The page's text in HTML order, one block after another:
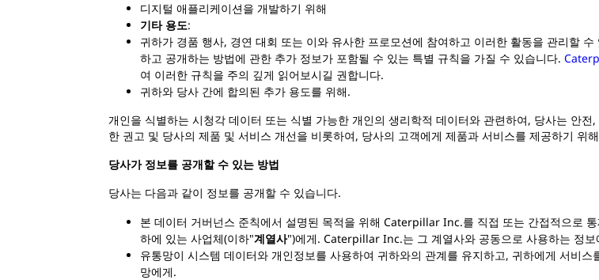
디지털 애플리케이션을 개발하기 위해
기타 용도:
귀하가 경품 행사, 경연 대회 또는 이와 유사한 프로모션에 참여하고 이러한 활동을 관리할
하고 공개하는 방법에 관한 추가 정보가 포함될 수 있는 특별 규칙을 가질 수 있습니다.
여 이러한 규칙을 주의 깊게 읽어보시길 권합니다.
귀하와 당사 간에 합의된 추가 용도를 위해.
개인을 식별하는 시청각 데이터 또는 식별 가능한 개인의 생리학적 데이터와 관련하여, 당사는 안
한 권고 및 당사의 제품 및 서비스 개선을 비롯하여, 당사의 고객에게 제품과 서비스를 제공하기 위
당사가 정보를 공개할 수 있는 방법
당사는 다음과 같이 정보를 공개할 수 있습니다.
본 데이터 거버넌스 준칙에서 설명된 목적을 위해 Caterpillar Inc.를 직접 또는 간접적으로
하에 있는 사업체(이하"계열사")에게. Caterpillar Inc.는 그 계열사와 공동으로 사용하는 정
유통망이 시스템 데이터와 개인정보를 사용하여 귀하와의 관계를 유지하고, 귀하에게 서비
망에게.